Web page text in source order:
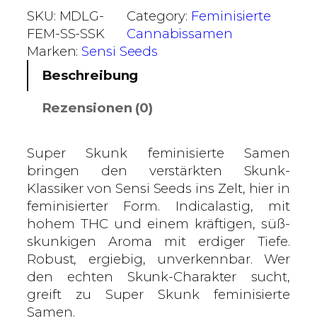
1
3
3
,
0
p
e
r
S
–
S
e
n
s
i
S
e
e
d
SKU: MDLG-
FEM-SS-SSK
Category: Feminisierte
Cannabissamen
Marken:Sensi Seeds
Beschreibung
Rezensionen (0)
Super Skunk feminisierte Samen
bringen den verstärkten Skunk-
Klassiker von Sensi Seeds ins Zelt, hier in
feminisierter Form. Indicalastig, mit
hohem THC und einem kräftigen, süß-
skunkigen Aroma mit erdiger Tiefe.
Robust, ergiebig, unverkennbar. Wer
den echten Skunk-Charakter sucht,
greift zu Super Skunk feminisierte
Samen.